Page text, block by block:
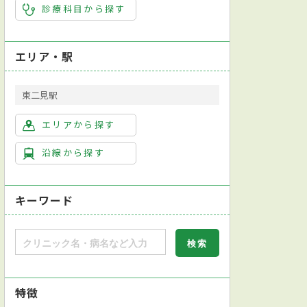
診療科目から探す
エリア・駅
東二見駅
エリアから探す
沿線から探す
キーワード
特徴